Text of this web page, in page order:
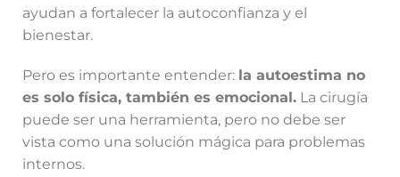
ayudan a fortalecer la autoconfianza y el
bienestar.
Pero es importante entender: la autoestima no
es solo física, también es emocional. La cirugía
puede ser una herramienta, pero no debe ser
vista como una solución mágica para problemas
internos.